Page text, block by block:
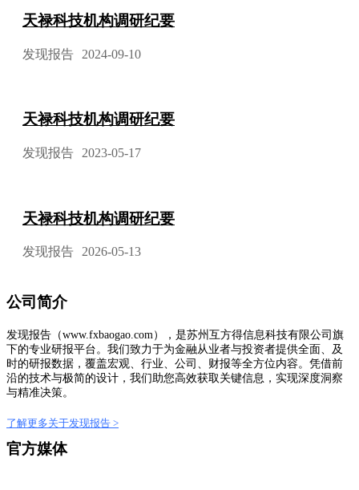
天禄科技机构调研纪要
发现报告 2024-09-10
天禄科技机构调研纪要
发现报告 2023-05-17
天禄科技机构调研纪要
发现报告 2026-05-13
公司简介
发现报告（www.fxbaogao.com），是苏州互方得信息科技有限公司旗
下的专业研报平台。我们致力于为金融从业者与投资者提供全面、及
时的研报数据，覆盖宏观、行业、公司、财报等全方位内容。凭借前
沿的技术与极简的设计，我们助您高效获取关键信息，实现深度洞察
与精准决策。
了解更多关于发现报告 >
官方媒体